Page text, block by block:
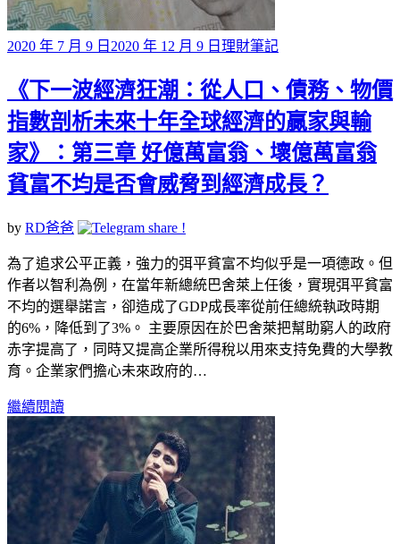
Posted
on
2020 年 7 月 9 日 2020 年 12 月 9 日 理財筆記
《下一波經濟狂潮：從人口、債務、物價
指數剖析未來十年全球經濟的贏家與輸
家》：第三章 好億萬富翁、壞億萬富翁
貧富不均是否會威脅到經濟成長？
by RD爸爸
為了追求公平正義，強力的弭平貧富不均似乎是一項德政。但
作者以智利為例，在當年新總統巴舍萊上任後，實現弭平貧富
不均的選舉諾言，卻造成了GDP成長率從前任總統執政時期
的6%，降低到了3%。 主要原因在於巴舍萊把幫助窮人的政府
赤字提高了，同時又提高企業所得稅以用來支持免費的大學教
育。企業家們擔心未來政府的…
繼續閱讀